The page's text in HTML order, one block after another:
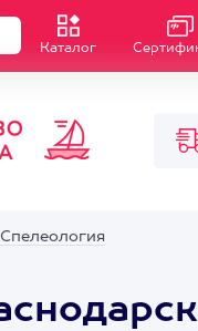
Каталог
Спелеология